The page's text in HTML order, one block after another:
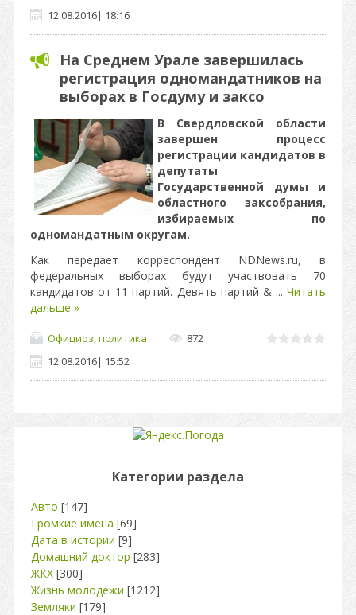
12.08.2016| 18:16
На Среднем Урале завершилась
регистрация одномандатников на
выборах в Госдуму и заксо
В Свердловской области
завершен процесс
регистрации кандидатов в
депутаты
Государственной думы и
областного заксобрания,
избираемых по
одномандатным округам.
Как передает корреспондент NDNews.ru, в
федеральных выборах будут участвовать 70
кандидатов от 11 партий. Девять партий & ... Читать
дальше »
Официоз, политика
872
12.08.2016| 15:52
Категории раздела
Авто [147]
Громкие имена [69]
Дата в истории [9]
Домашний доктор [283]
ЖКХ [300]
Жизнь молодежи [1212]
Земляки [179]